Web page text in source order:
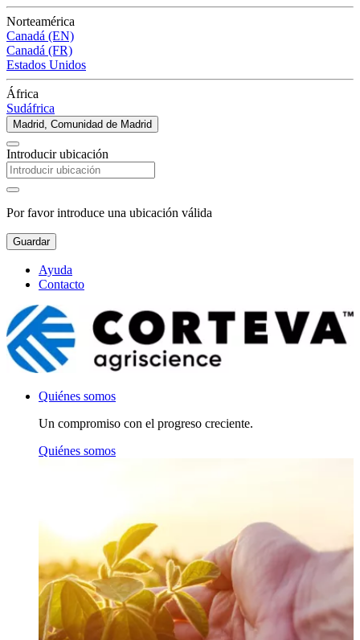
Norteamérica
Canadá (EN)
Canadá (FR)
Estados Unidos
África
Sudáfrica
Madrid, Comunidad de Madrid
Introducir ubicación
Por favor introduce una ubicación válida
Guardar
Ayuda
Contacto
Quiénes somos
Un compromiso con el progreso creciente.
Quiénes somos